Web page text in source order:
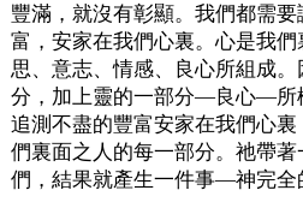
豐滿，就沒有彰顯。我們都需
富，安家在我們心裏。心是我
思、意志、情感、良心所組成
分，加上靈的一部分—良心—所
追測不盡的豐富安家在我們心
們裏面之人的每一部分。祂帶
們，結果就產生一件事—神完全